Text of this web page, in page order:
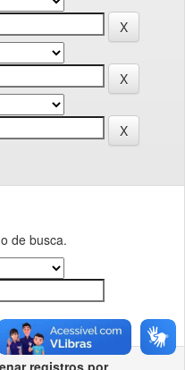
de busca.
registros por